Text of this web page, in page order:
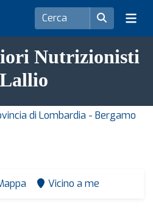
Nutrizionisti
di Lombardia - Bergamo
Vicino a me